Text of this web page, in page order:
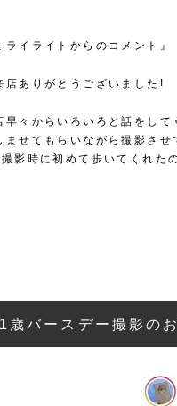
ライライトからのコメント』
店ありがとうございました!
早々からいろいろと話をして
ませてもらいながら撮影させ
影時に初めて歩いてくれた
1歳バースデー撮影の